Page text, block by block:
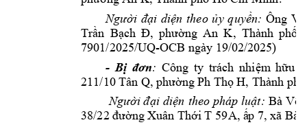
Người đại diện theo ủy quyền: Ông
Trần Bạch Đ, phường An K, Thành phố
7901/2025/UQ-OCB ngày 19/02/2025)
- Bị đơn: Công ty trách nhiệm hữu
211/10 Tân Q, phường Ph Thọ H, Thành
Người đại diện theo pháp luật: Bà Võ
38/22 đường Xuân Thới T 59A, ấp 7, xã Bà